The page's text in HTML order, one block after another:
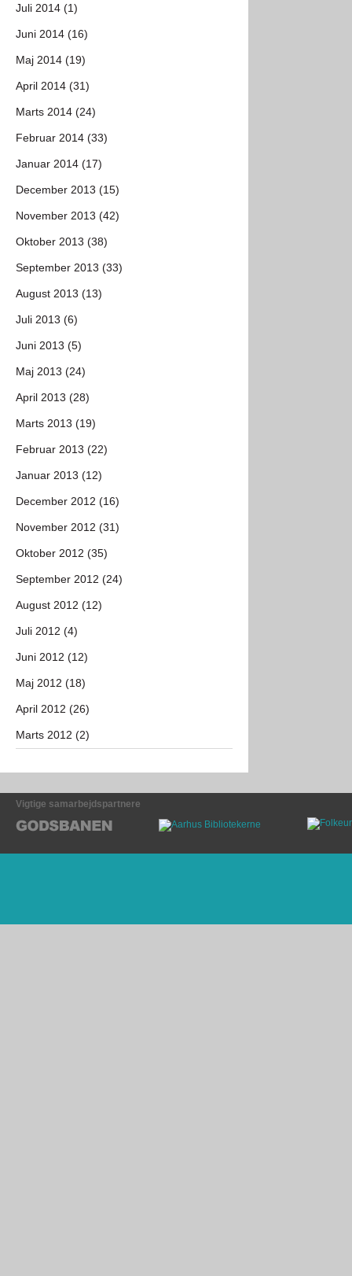
Juli 2014 (1)
Juni 2014 (16)
Maj 2014 (19)
April 2014 (31)
Marts 2014 (24)
Februar 2014 (33)
Januar 2014 (17)
December 2013 (15)
November 2013 (42)
Oktober 2013 (38)
September 2013 (33)
August 2013 (13)
Juli 2013 (6)
Juni 2013 (5)
Maj 2013 (24)
April 2013 (28)
Marts 2013 (19)
Februar 2013 (22)
Januar 2013 (12)
December 2012 (16)
November 2012 (31)
Oktober 2012 (35)
September 2012 (24)
August 2012 (12)
Juli 2012 (4)
Juni 2012 (12)
Maj 2012 (18)
April 2012 (26)
Marts 2012 (2)
Vigtige samarbejdspartnere